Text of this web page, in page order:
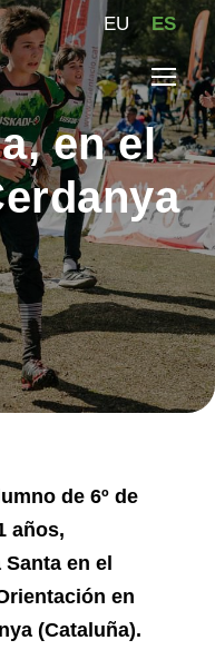
EU ES
en el
de 6º de
años,
en el
en
(Cataluña).